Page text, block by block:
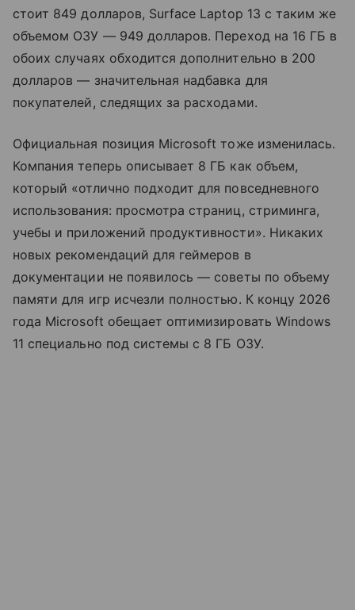
стоит 849 долларов, Surface Laptop 13 с таким же
объемом ОЗУ — 949 долларов. Переход на 16 ГБ в
обоих случаях обходится дополнительно в 200
долларов — значительная надбавка для
покупателей, следящих за расходами.
Официальная позиция Microsoft тоже изменилась.
Компания теперь описывает 8 ГБ как объем,
который «отлично подходит для повседневного
использования: просмотра страниц, стриминга,
учебы и приложений продуктивности». Никаких
новых рекомендаций для геймеров в
документации не появилось — советы по объему
памяти для игр исчезли полностью. К концу 2026
года Microsoft обещает оптимизировать Windows
11 специально под системы с 8 ГБ ОЗУ.